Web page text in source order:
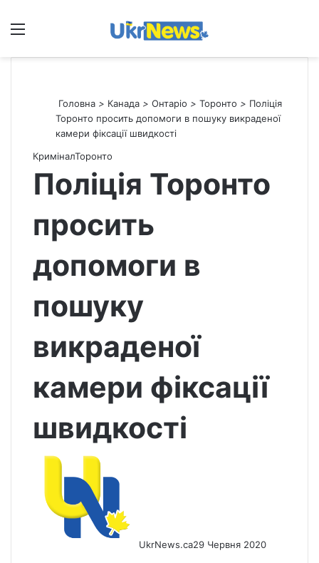
Меню
Головна > Канада > Онтаріо > Торонто > Поліція
Торонто просить допомоги в пошуку викраденої
камери фіксації швидкості
КриміналТоронто
Поліція Торонто
просить
допомоги в
пошуку
викраденої
камери фіксації
швидкості
UkrNews.ca29 Червня 2020